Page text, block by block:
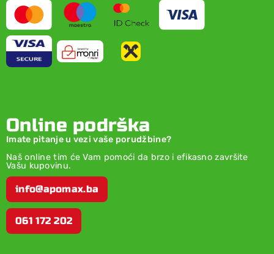
Online podrška
Imate pitanje u vezi vaše porudžbine?
Naš online tim će Vam pomoći da brzo i efikasno završite
Vašu kupovinu.
info@apomax.ba
061 172 202